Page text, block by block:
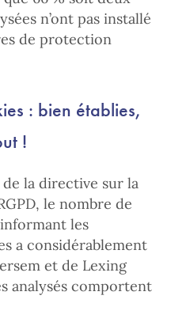
n’ont pas installé
de protection
: bien établies,
!
de la directive sur la
le nombre de
les
a considérablement
et de Lexing
analysés comportent